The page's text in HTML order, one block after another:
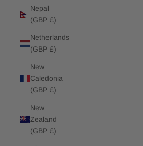
Nepal
(GBP £)
Netherlands
(GBP £)
New
Caledonia
(GBP £)
New
Zealand
(GBP £)